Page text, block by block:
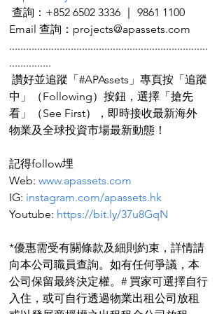
查詢：+852 6502 3336 ｜ 9861 1100
Email 查詢：projects@apassets.com
.......................................................................
...............
中」（Following）按鈕，選擇「搶先
看」（See First），即時接收最新海外
物業及全球投資市場最新動態！
記得follow埋
Web: www.apassets.com
IG: instagram.com/apassets.hk
Youtube: https://bit.ly/37u8GqN
*優惠需受有關條款及細則約束，詳情請
向本公司職員查詢。如有任何爭議，本
公司保留最終決定權。# 買家可選擇自行
入住，或可自行透過物業出租公司放租